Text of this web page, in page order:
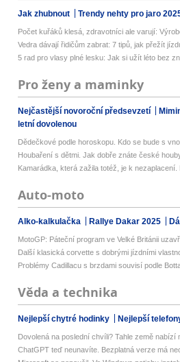
Jak zhubnout Trendy nehty pro jaro
Počet kuřáků klesá, zdravotníci ale varují:
Vedra dávají řidičům zabrat: 7 tipů, jak přežít
5 rad pro vlasy plné lesku: Jak si užít léto bez
Pro ženy a maminky
Nejčastější novoroční předsevzetí
letní dovolenou
Dědečkové podle horoskopu. Kdo se bude s
Houbaření s dětmi. Jak dobře znáte české
Kamarádka, která zažila totéž, je k nezaplacení.
Auto-moto
Alko-kalkulačka Rallye Dakar 2025
MotoGP: Páteční program ve Velké Británii
Další klasická corvette s dobrými jízdními
Problémy Cadillacu s brzdami souvisí podle
Věda a technika
Nejlepší chytré hodinky Nejlepší
Dovolená na poslední chvíli? Tahle země nabízí
ChatGPT teď neunavíte. Bezplatná verze má